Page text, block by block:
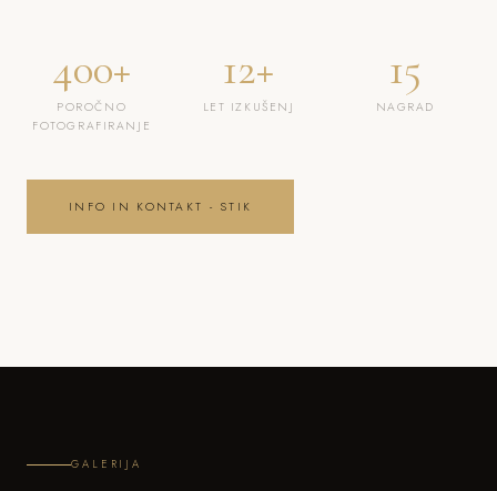
400+
POROČNO
FOTOGRAFIRANJE
12+
LET IZKUŠENJ
15
NAGRAD
INFO IN KONTAKT - STIK
GALERIJA